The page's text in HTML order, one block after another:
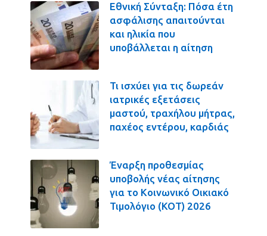
Εθνική Σύνταξη: Πόσα έτη
ασφάλισης απαιτούνται
και ηλικία που
υποβάλλεται η αίτηση
Τι ισχύει για τις δωρεάν
ιατρικές εξετάσεις
μαστού, τραχήλου μήτρας,
παχέος εντέρου, καρδιάς
Έναρξη προθεσμίας
υποβολής νέας αίτησης
για το Κοινωνικό Οικιακό
Τιμολόγιο (ΚΟΤ) 2026